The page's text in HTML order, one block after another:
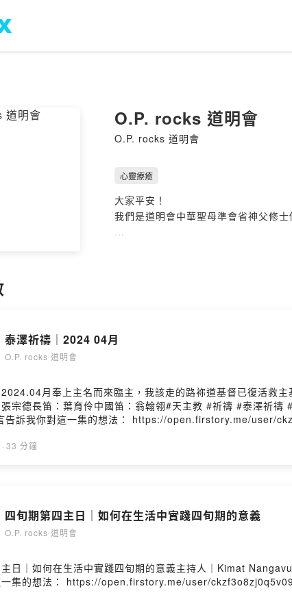
O.P. rocks 道明會
O.P. rocks 道明會
心靈療癒
大家平安！
我們是道明會中華聖母準會省神父修士
並與我們一同在生活裡與天主相遇
泰澤祈禱｜2024 04月
O.P. rocks 道明會
月奉上主名而來臨主，我該走的路祢道基督已復活救
張宗德長笛：葉育伶中國笛：翁翰翎#天主教 #祈禱 #泰澤
告訴我你對這一集的想法： https://open.firstory.me/user/
· 33 分鐘
四旬期第四主日｜如何在生活中實踐四旬期的意義
O.P. rocks 道明會
日｜如何在生活中實踐四旬期的意義主持人｜Kimat
一集的想法： https://open.firstory.me/user/